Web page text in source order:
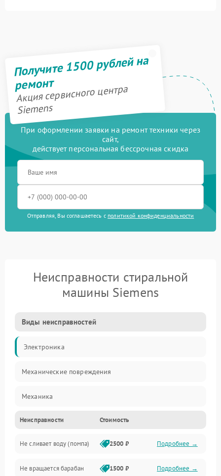
Получите 1500 рублей на
ремонт
Акция сервисного центра
Siemens
При оформлении заявки на ремонт техники через
сайт,
действует персональная бессрочная скидка
Отправляя, Вы соглашаетесь с политикой конфиденциальности
Неисправности стиральной
машины Siemens
Виды неисправностей
Электроника
Механические повреждения
Механика
Электропитание
Водоснабжение
Слив
Неисправности Стоимость
Не сливает воду (помпа) 2500 ₽ Подробнее →
Не вращается барабан 1500 ₽ Подробнее →